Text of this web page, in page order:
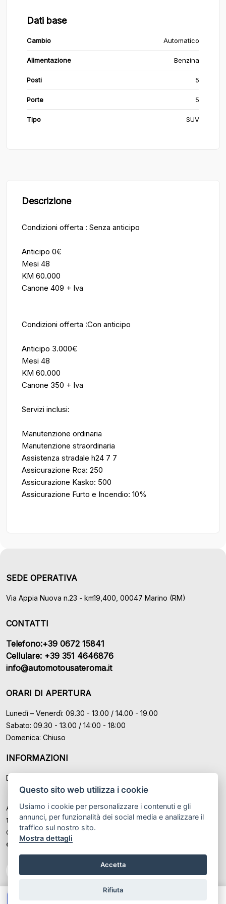
Questo sito web utilizza i cookie
Usiamo i cookie per personalizzare i contenuti e gli
annunci, per funzionalità dei social media e analizzare il
traffico sul nostro sito.
Mostra dettagli
Accetta
Rifiuta
Dati base
Cambio Automatico
Alimentazione Benzina
Posti 5
Porte 5
Tipo SUV
Descrizione
Condizioni offerta : Senza anticipo
Anticipo 0€
Mesi 48
KM 60.000
Canone 409 + Iva
Condizioni offerta :Con anticipo
Anticipo 3.000€
Mesi 48
KM 60.000
Canone 350 + Iva
Servizi inclusi:
Manutenzione ordinaria
Manutenzione straordinaria
Assistenza stradale h24 7 7
Assicurazione Rca: 250
Assicurazione Kasko: 500
Assicurazione Furto e Incendio: 10%
SEDE OPERATIVA
Via Appia Nuova n.23 - km19,400, 00047 Marino (RM)
CONTATTI
Telefono:+39 0672 15841
Cellulare: +39 351 4646876
info@automotousateroma.it
ORARI DI APERTURA
Lunedì – Venerdì: 09.30 - 13.00 / 14.00 - 19.00
Sabato: 09.30 - 13.00 / 14:00 - 18:00
Domenica: Chiuso
INFORMAZIONI
Domande Frequenti (FAQ)
Auto Moto Usate Roma Srl sede di Marino - Roma, P.IVA: IT
12489131008
Cod. Fisc. ed Iscr. al Registro Imprese di Roma n° 12489131008
© Another site byGestionale auto